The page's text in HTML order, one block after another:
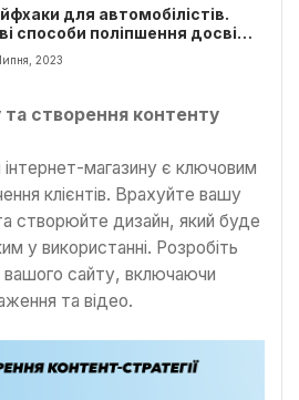
для автомобілістів.
способи поліпшення досвіду
авто
2023
та створення контенту
магазину є ключовим
клієнтів. Врахуйте вашу
створюйте дизайн, який буде
у використанні. Розробіть
вашого сайту, включаючи
та відео.